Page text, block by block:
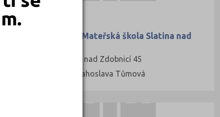
Základní škola a Mateřská škola Slatina nad
, 51756 Slatina nad Zdobnicí 45
Ředitel: Mgr. Drahoslava Tůmová